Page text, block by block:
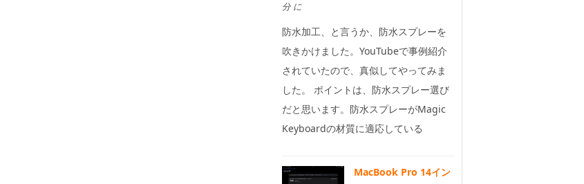
分 に
防水加工、と言うか、防水スプレーを
吹きかけました。YouTubeで事例紹介
されていたので、真似してやってみま
した。 ポイントは、防水スプレー選び
だと思います。防水スプレーがMagic
Keyboardの材質に適応している
MacBook Pro 14イン